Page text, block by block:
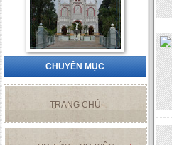
CHUYÊN MỤC
TRANG CHỦ